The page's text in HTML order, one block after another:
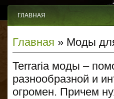
ГЛАВНАЯ
Главная » Моды
Terraria моды –
разнообразной и
огромен. Причем